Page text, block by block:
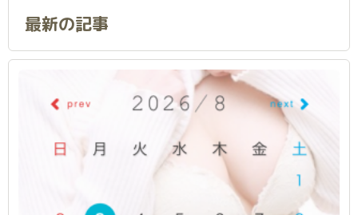
最新の記事